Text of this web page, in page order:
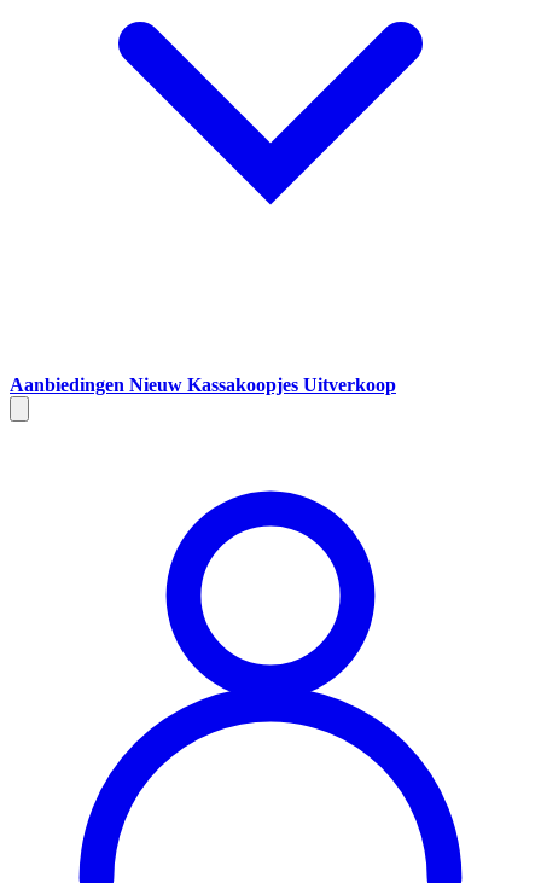
Aanbiedingen Nieuw Kassakoopjes Uitverkoop